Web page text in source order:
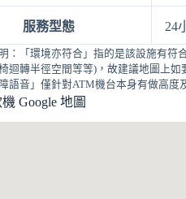
服務型態 24
：「環境亦符合」指的是該設施有符
迴轉半徑空間等等)，故建議地圖上
語音」僅針對ATM機台本身有做高度
Google 地圖